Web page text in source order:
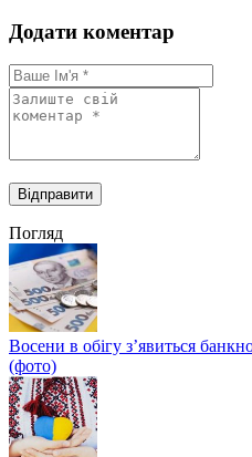
Додати коментар
Погляд
Восени в обігу з’явиться
(фото)